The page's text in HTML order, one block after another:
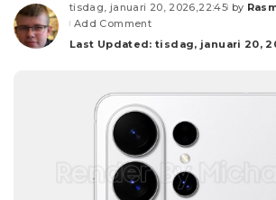
tisdag, januari 20, 2026,22:45
Posted
by
Add Comment
Last Updated: tisdag, januari 20,